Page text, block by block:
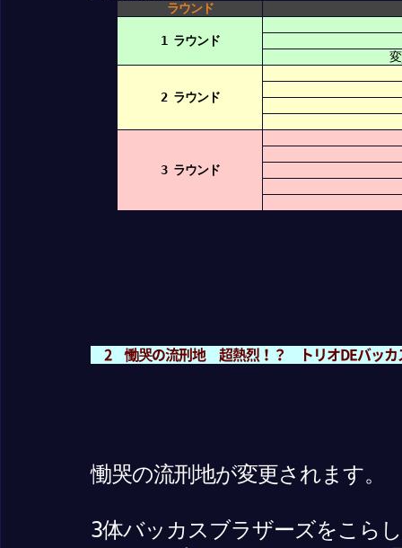
ラウンド
1 ラウンド
2 ラウンド
3 ラウンド
2 慟哭の流刑地 超熱烈！？ トリオDEバッカ
慟哭の流刑地が変更されます。
3体バッカスブラザーズをこら